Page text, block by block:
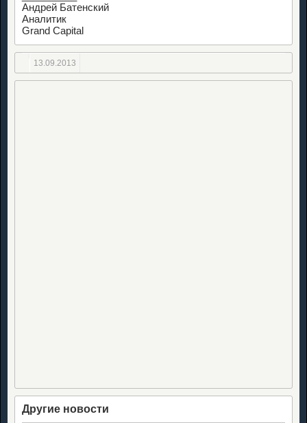
Андрей Батенский
Аналитик
Grand Capital
13.09.2013
Другие новости